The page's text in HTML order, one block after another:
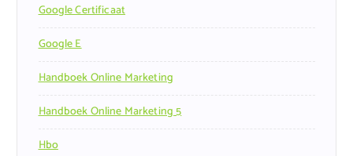
Google Certificaat
Google E
Handboek Online Marketing
Handboek Online Marketing 5
Hbo